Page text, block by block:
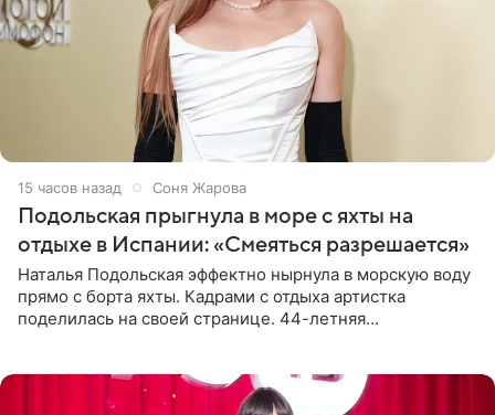
15 часов назад Соня Жарова
Подольская прыгнула в море с яхты на
отдыхе в Испании: «Смеяться разрешается»
Наталья Подольская эффектно нырнула в морскую воду
прямо с борта яхты. Кадрами с отдыха артистка
поделилась на своей странице. 44-летняя